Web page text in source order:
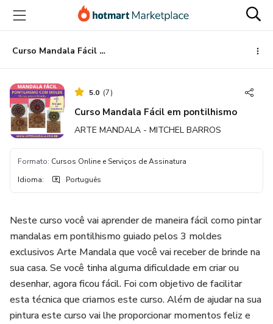
para
conteúdo
principal
para
pagamento
para
rodapé
Curso Mandala Fácil em pontilhismo
5.0 (7)
Curso Mandala Fácil em pontilhismo
ARTE MANDALA - MITCHEL BARROS
Formato: Cursos Online e Serviços de Assinatura
Idioma: Português
Neste curso você vai aprender de maneira fácil como pintar
mandalas em pontilhismo guiado pelos 3 moldes
exclusivos Arte Mandala que você vai receber de brinde na
sua casa. Se você tinha alguma dificuldade em criar ou
desenhar, agora ficou fácil. Foi com objetivo de facilitar
esta técnica que criamos este curso. Além de ajudar na sua
pintura este curso vai lhe proporcionar momentos feliz e